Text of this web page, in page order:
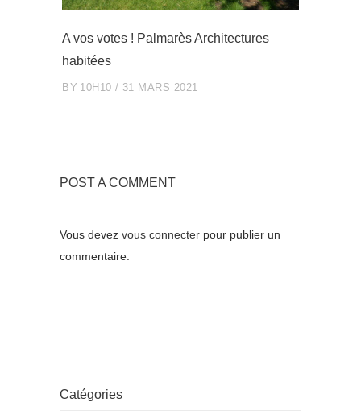
A vos votes ! Palmarès Architectures
habitées
BY 10H10 31 MARS 2021
POST A COMMENT
Vous devez vous connecter pour publier un
commentaire.
Catégories